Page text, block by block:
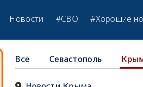
Новости #СВО #Хорошие
Все Севастополь